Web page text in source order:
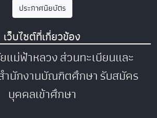
ประกาศนียบัตร
เว็บไซต์ที่เกี่ยวข้อง
แม่ฟ้าหลวงส่วนทะเบียนและ
ำนักงานบัณฑิตศึกษารับสมัคร
บุคคลเข้าศึกษา